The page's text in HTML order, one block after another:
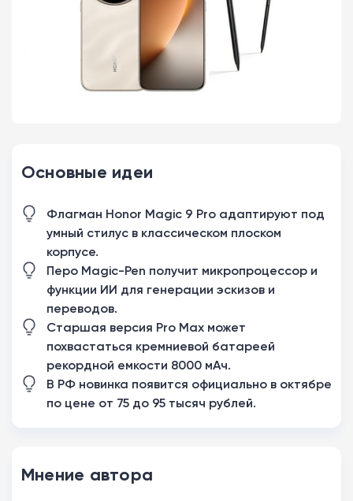
Основные идеи
Флагман Honor Magic 9 Pro адаптируют под
умный стилус в классическом плоском
корпусе.
Перо Magic-Pen получит микропроцессор и
функции ИИ для генерации эскизов и
переводов.
Старшая версия Pro Max может
похвастаться кремниевой батареей
рекордной емкости 8000 мАч.
В РФ новинка появится официально в октябре
по цене от 75 до 95 тысяч рублей.
Мнение автора